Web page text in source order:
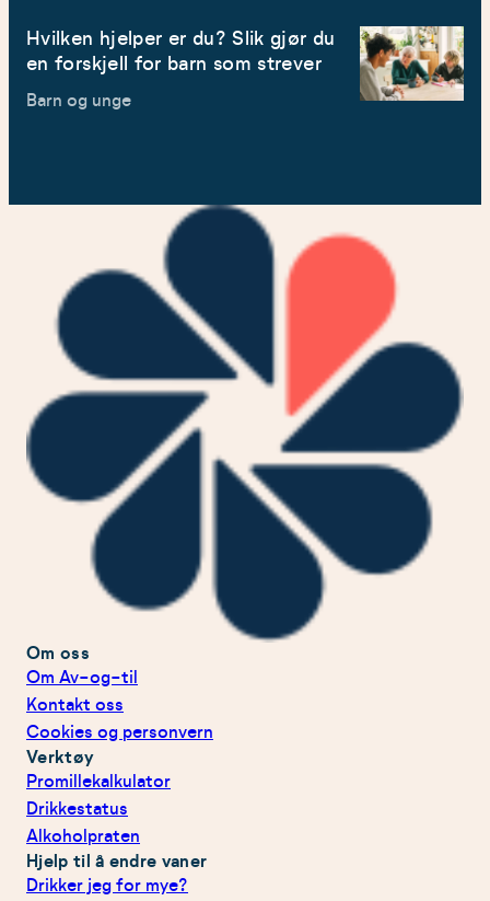
Hvilken hjelper er du? Slik gjør du
en forskjell for barn som strever
Barn og unge
Om oss
Om Av-og-til
Kontakt oss
Cookies og personvern
Verktøy
Promillekalkulator
Drikkestatus
Alkoholpraten
Hjelp til å endre vaner
Drikker jeg for mye?